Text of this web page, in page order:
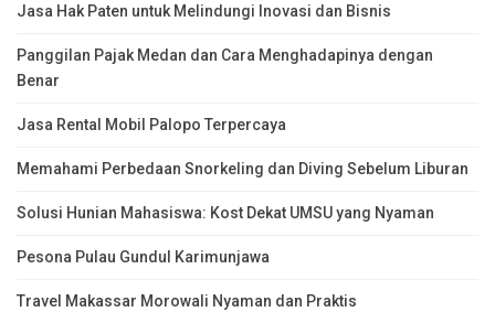
Jasa Hak Paten untuk Melindungi Inovasi dan Bisnis
Panggilan Pajak Medan dan Cara Menghadapinya dengan
Benar
Jasa Rental Mobil Palopo Terpercaya
Memahami Perbedaan Snorkeling dan Diving Sebelum Liburan
Solusi Hunian Mahasiswa: Kost Dekat UMSU yang Nyaman
Pesona Pulau Gundul Karimunjawa
Travel Makassar Morowali Nyaman dan Praktis